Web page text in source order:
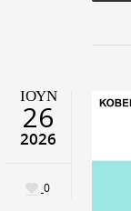
ΙΟΎΝ
26
2026
0